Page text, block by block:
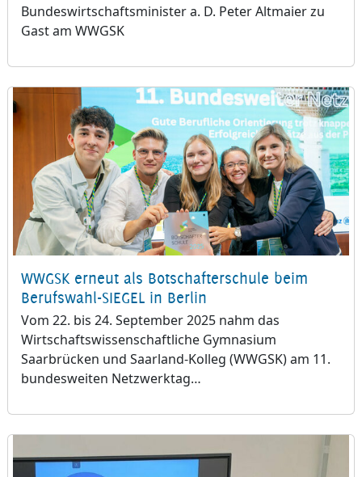
Bundeswirtschaftsminister a. D. Peter Altmaier zu
Gast am WWGSK
WWGSK erneut als Botschafterschule beim
Berufswahl-SIEGEL in Berlin
Vom 22. bis 24. September 2025 nahm das
Wirtschaftswissenschaftliche Gymnasium
Saarbrücken und Saarland-Kolleg (WWGSK) am 11.
bundesweiten Netzwerktag…